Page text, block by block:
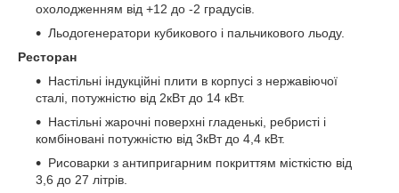
охолодженням від +12 до -2 градусів.
Льодогенератори кубикового і пальчикового льоду.
Ресторан
Настільні індукційні плити в корпусі з нержавіючої
сталі, потужністю від 2кВт до 14 кВт.
Настільні жарочні поверхні гладенькі, ребристі і
комбіновані потужністю від 3кВт до 4,4 кВт.
Рисоварки з антипригарним покриттям місткістю від
3,6 до 27 літрів.